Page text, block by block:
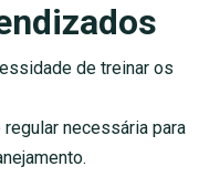
de treinar os
regular necessária para